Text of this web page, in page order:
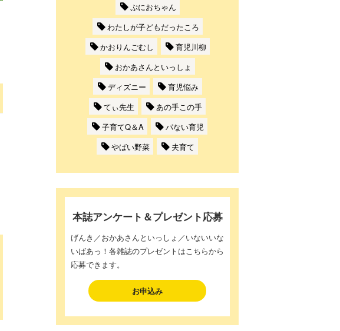
ぷにおちゃん
わたしが子どもだったころ
かおりんごむし
育児川柳
おかあさんといっしょ
ディズニー
育児悩み
てぃ先生
あの手この手
子育てQ＆A
パない育児
やばい野菜
夫育て
本誌アンケート＆プレゼント応募
げんき／おかあさんといっしょ／いないいな
いばあっ！各雑誌のプレゼントはこちらから
応募できます。
お申込み